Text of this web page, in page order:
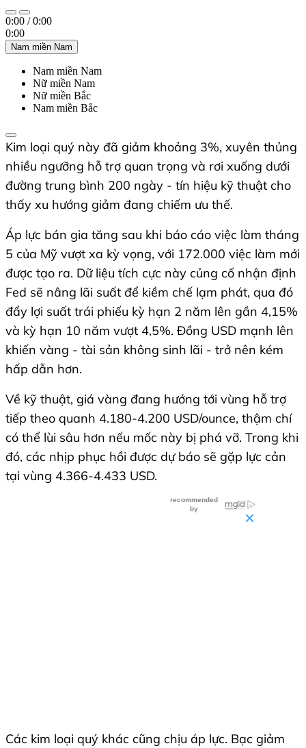
0:00 /0:00
0:00
Nam miền Nam
Nam miền Nam
Nữ miền Nam
Nữ miền Bắc
Nam miền Bắc
Kim loại quý này đã giảm khoảng 3%, xuyên thủng
nhiều ngưỡng hỗ trợ quan trọng và rơi xuống dưới
đường trung bình 200 ngày - tín hiệu kỹ thuật cho
thấy xu hướng giảm đang chiếm ưu thế.
Áp lực bán gia tăng sau khi báo cáo việc làm tháng
5 của Mỹ vượt xa kỳ vọng, với 172.000 việc làm mới
được tạo ra. Dữ liệu tích cực này củng cố nhận định
Fed sẽ nâng lãi suất để kiềm chế lạm phát, qua đó
đẩy lợi suất trái phiếu kỳ hạn 2 năm lên gần 4,15%
và kỳ hạn 10 năm vượt 4,5%. Đồng USD mạnh lên
khiến vàng - tài sản không sinh lãi - trở nên kém
hấp dẫn hơn.
Về kỹ thuật, giá vàng đang hướng tới vùng hỗ trợ
tiếp theo quanh 4.180-4.200 USD/ounce, thậm chí
có thể lùi sâu hơn nếu mốc này bị phá vỡ. Trong khi
đó, các nhịp phục hồi được dự báo sẽ gặp lực cản
tại vùng 4.366-4.433 USD.
Các kim loại quý khác cũng chịu áp lực. Bạc giảm